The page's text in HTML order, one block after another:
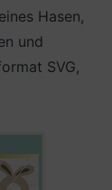
Hasen,
und
SVG,